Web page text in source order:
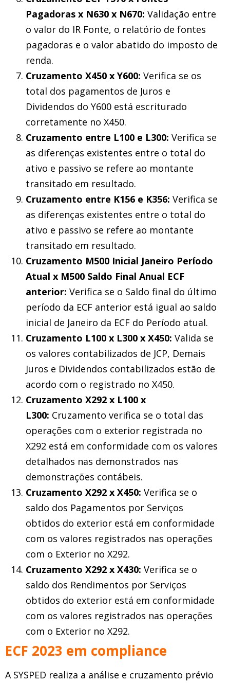
Pagadoras x N630 x N670: Validação entre
o valor do IR Fonte, o relatório de fontes
pagadoras e o valor abatido do imposto de
renda.
Cruzamento X450 x Y600: Verifica se os
total dos pagamentos de Juros e
Dividendos do Y600 está escriturado
corretamente no X450.
Cruzamento entre L100 e L300: Verifica se
as diferenças existentes entre o total do
ativo e passivo se refere ao montante
transitado em resultado.
Cruzamento entre K156 e K356: Verifica se
as diferenças existentes entre o total do
ativo e passivo se refere ao montante
transitado em resultado.
Cruzamento M500 Inicial Janeiro Período
Atual x M500 Saldo Final Anual ECF
anterior: Verifica se o Saldo final do último
período da ECF anterior está igual ao saldo
inicial de Janeiro da ECF do Período atual.
Cruzamento L100 x L300 x X450: Valida se
os valores contabilizados de JCP, Demais
Juros e Dividendos contabilizados estão de
acordo com o registrado no X450.
Cruzamento X292 x L100 x
L300: Cruzamento verifica se o total das
operações com o exterior registrada no
X292 está em conformidade com os valores
detalhados nas demonstrados nas
demonstrações contábeis.
Cruzamento X292 x X450: Verifica se o
saldo dos Pagamentos por Serviços
obtidos do exterior está em conformidade
com os valores registrados nas operações
com o Exterior no X292.
Cruzamento X292 x X430: Verifica se o
saldo dos Rendimentos por Serviços
obtidos do exterior está em conformidade
com os valores registrados nas operações
com o Exterior no X292.
ECF 2023 em compliance
A SYSPED realiza a análise e cruzamento prévio